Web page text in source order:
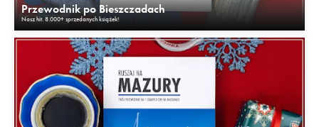
Przewodnik po Bieszczadach
Nasz hit. 8.000+ sprzedanych książek!